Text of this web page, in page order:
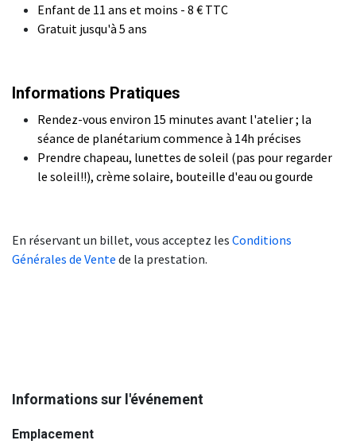
Enfant de 11 ans et moins - 8 € TTC
Gratuit jusqu'à 5 ans
Informations Pratiques
Rendez-vous environ 15 minutes avant l'atelier ; la
séance de planétarium commence à 14h précises
Prendre chapeau, lunettes de soleil (pas pour regarder
le soleil!!), crème solaire, bouteille d'eau ou gourde
En réservant un billet, vous acceptez les Conditions
Générales de Vente de la prestation.
Informations sur l'événement
Emplacement